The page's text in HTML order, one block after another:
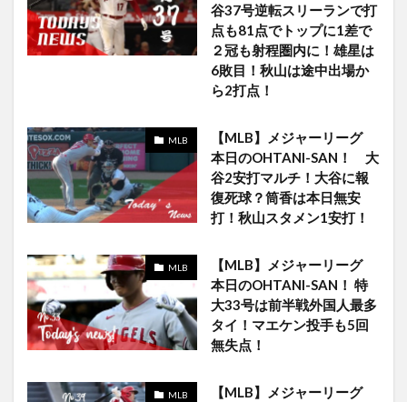
谷37号逆転スリーランで打
点も81点でトップに1差で
２冠も射程圏内に！雄星は
6敗目！秋山は途中出場か
ら2打点！
MLB
【MLB】メジャーリーグ
本日のOHTANI-SAN！ 大
谷2安打マルチ！大谷に報
復死球？筒香は本日無安
打！秋山スタメン1安打！
MLB
【MLB】メジャーリーグ
本日のOHTANI-SAN！ 特
大33号は前半戦外国人最多
タイ！マエケン投手も5回
無失点！
MLB
【MLB】メジャーリーグ